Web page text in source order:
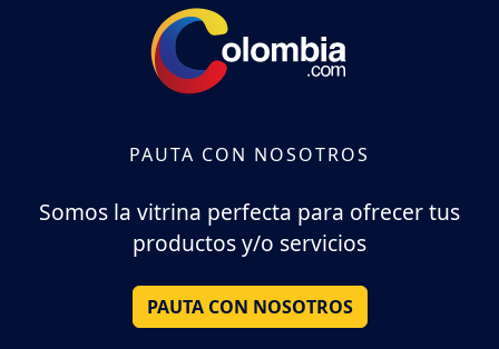
PAUTA CON NOSOTROS
Somos la vitrina perfecta para ofrecer tus
productos y/o servicios
PAUTA CON NOSOTROS